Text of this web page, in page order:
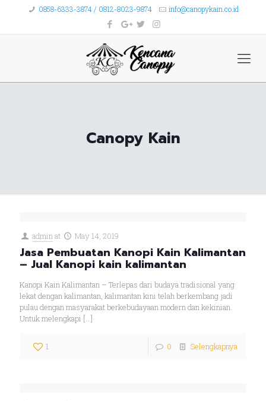
0858-6333-3874 / 0812-8023-9874 info@canopykain.co.id
Canopy Kain
adminat May 14, 2019
Jasa Pembuatan Kanopi Kain Kalimantan
– Jual Kanopi kain kalimantan
Kanopi Kain Kalimantan – Terlepas dari budaya tradisional yang
lekat dengan kalimantan, kalimantan kini telah berkembang jadi
pulau dengan masyarakat berkebudayaan modern dan kekinian.
Untuk melengkapi […]
1 0 Selengkapnya